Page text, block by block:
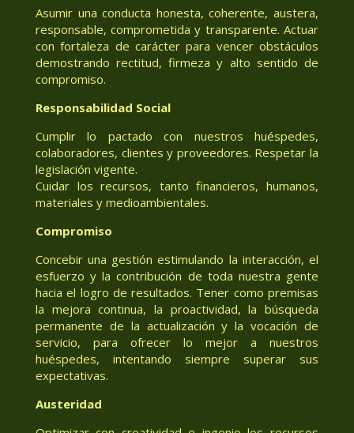
Asumir una conducta honesta, coherente, austera,
responsable, comprometida y transparente. Actuar
con fortaleza de carácter para vencer obstáculos
demostrando rectitud, firmeza y alto sentido de
compromiso.
Responsabilidad Social
Cumplir lo pactado con nuestros huéspedes,
colaboradores, clientes y proveedores. Respetar la
legislación vigente.
Cuidar los recursos, tanto financieros, humanos,
materiales y medioambientales.
Compromiso
Concebir una gestión estimulando la interacción, el
esfuerzo y la contribución de toda nuestra gente
hacia el logro de resultados. Tener como premisas
la mejora continua, la proactividad, la búsqueda
permanente de la actualización y la vocación de
servicio, para ofrecer lo mejor a nuestros
huéspedes, intentando siempre superar sus
expectativas.
Austeridad